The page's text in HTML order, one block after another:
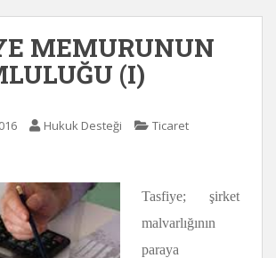
MEMURUNUN
(I)
Hukuk Desteği
Ticaret
Tasfiye; şirket
malvarlığının
paraya